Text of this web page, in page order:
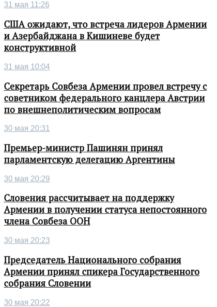
31 мая 11:26
США ожидают, что встреча лидеров Армении
и Азербайджана в Кишиневе будет
конструктивной
31 мая 10:04
Секретарь Совбеза Армении провел встречу с
советником федерального канцлера Австрии
по внешнеполитическим вопросам
30 мая 20:31
Премьер-министр Пашинян принял
парламентскую делегацию Аргентины
30 мая 20:29
Словения рассчитывает на поддержку
Армении в получении статуса непостоянного
члена Совбеза ООН
30 мая 20:23
Председатель Национального собрания
Армении принял спикера Государственного
собрания Словении
30 мая 20:22